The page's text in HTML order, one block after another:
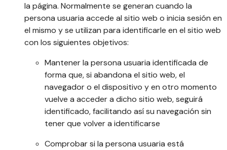
la página. Normalmente se generan cuando la
persona usuaria accede al sitio web o inicia sesión en
el mismo y se utilizan para identificarle en el sitio web
con los siguientes objetivos:
Mantener la persona usuaria identificada de
forma que, si abandona el sitio web, el
navegador o el dispositivo y en otro momento
vuelve a acceder a dicho sitio web, seguirá
identificado, facilitando así su navegación sin
tener que volver a identificarse
Comprobar si la persona usuaria está